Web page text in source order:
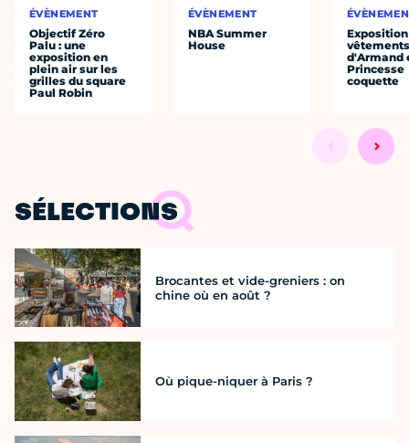
ÉVÈNEMENT
Objectif Zéro
Palu : une
exposition en
plein air sur les
grilles du square
Paul Robin
ÉVÈNEMENT
NBA Summer
House
Exposition
d'Armand
Princesse
coquette
SÉLECTIONS
Brocantes et vide-greniers : on
chine où en août ?
Où pique-niquer à Paris ?